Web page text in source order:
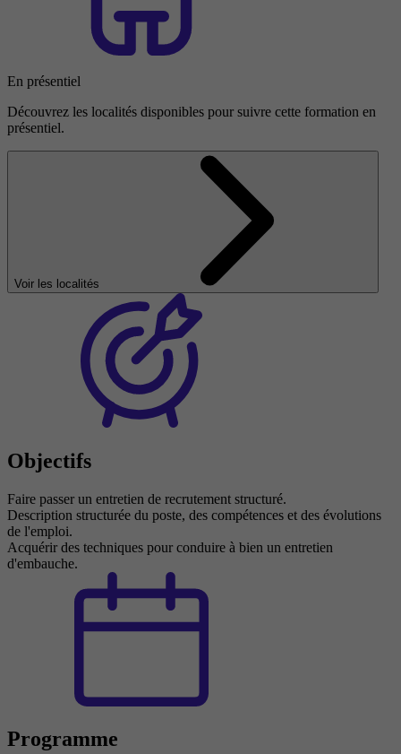
En présentiel
Découvrez les localités disponibles pour suivre cette formation en
présentiel.
Voir les localités
Objectifs
Faire passer un entretien de recrutement structuré.
Description structurée du poste, des compétences et des évolutions
de l'emploi.
Acquérir des techniques pour conduire à bien un entretien
d'embauche.
Programme